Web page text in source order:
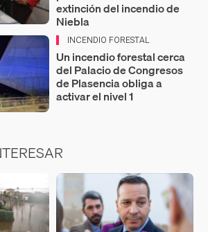
extinción del incendio de
Niebla
INCENDIO FORESTAL
Un incendio forestal cerca
del Palacio de Congresos
de Plasencia obliga a
activar el nivel 1